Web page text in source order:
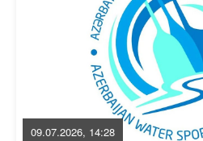
09.07.2026, 14:28